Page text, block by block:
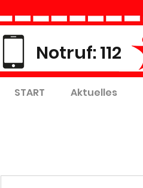
Notruf: 112
START Aktuelles